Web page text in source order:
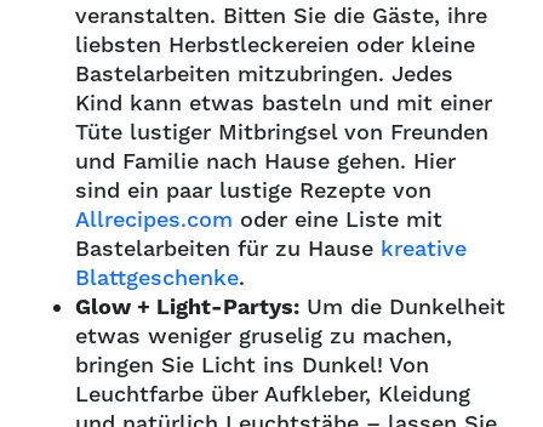
veranstalten. Bitten Sie die Gäste, ihre
liebsten Herbstleckereien oder kleine
Bastelarbeiten mitzubringen. Jedes
Kind kann etwas basteln und mit einer
Tüte lustiger Mitbringsel von Freunden
und Familie nach Hause gehen. Hier
sind ein paar lustige Rezepte von
Allrecipes.com oder eine Liste mit
Bastelarbeiten für zu Hause kreative
Blattgeschenke.
Glow + Light-Partys: Um die Dunkelheit
etwas weniger gruselig zu machen,
bringen Sie Licht ins Dunkel! Von
Leuchtfarbe über Aufkleber, Kleidung